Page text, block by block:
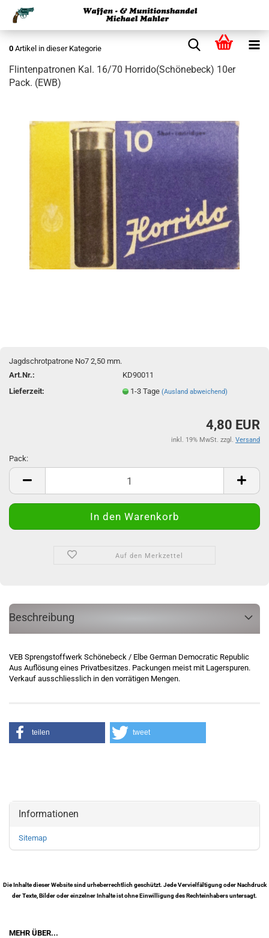
0 Artikel in dieser Kategorie
Flintenpatronen Kal. 16/70 Horrido(Schönebeck) 10er
Pack. (EWB)
Jagdschrotpatrone No7 2,50 mm.
Art.Nr.:
KD90011
Lieferzeit:
1-3 Tage(Ausland abweichend)
4,80 EUR
inkl. 19% MwSt. zzgl. Versand
Pack:
Pack
Auf den Merkzettel
Beschreibung
VEB Sprengstoffwerk Schönebeck / Elbe German Democratic Republic
Aus Auflösung eines Privatbesitzes. Packungen meist mit Lagerspuren.
Verkauf ausschliesslich in den vorrätigen Mengen.
teilen tweet
Informationen
Sitemap
Die Inhalte dieser Website sind urheberrechtlich geschützt. Jede Vervielfältigung oder Nachdruck
der Texte, Bilder oder einzelner Inhalte ist ohne Einwilligung des Rechteinhabers untersagt.
MEHR ÜBER...